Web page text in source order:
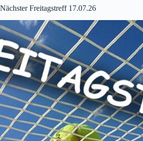
Nächster Freitagstreff 17.07.26